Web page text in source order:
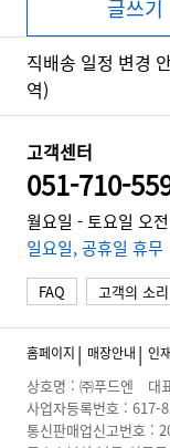
글쓰기
직배송 일정 변경
역)
고객센터
051-710-
월요일 - 토요일 오
일요일, 공휴일 휴무
FAQ 고객의 소리
홈페이지 매장안내 인
상호명 : ㈜푸드엔
대
사업자등록번호 : 617-
통신판매업신고번호 :